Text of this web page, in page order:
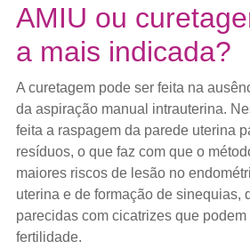
AMIU ou
a mais indicada?
A curetagem pode ser feita na
da aspiração manual intrauterina.
feita a raspagem da parede uterina
resíduos, o que faz com que o
maiores riscos de lesão no
uterina e de formação de sinequias,
parecidas com cicatrizes que podem
fertilidade.